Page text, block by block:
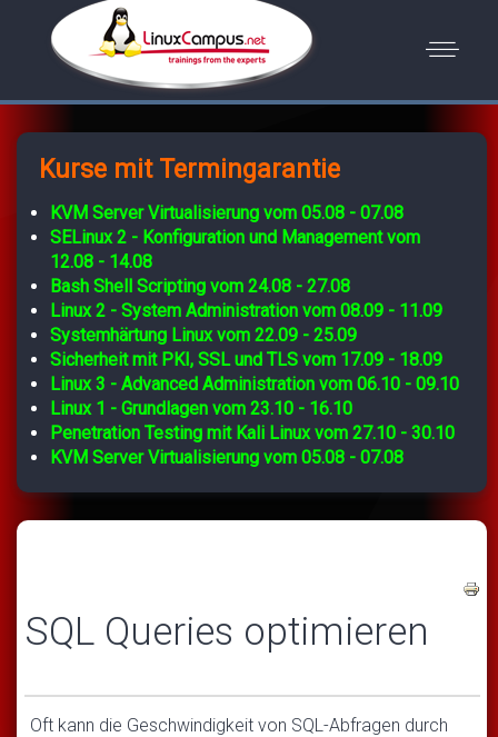
Kurse mit Termingarantie
KVM Server Virtualisierung vom 05.08 - 07.08
SELinux 2 - Konfiguration und Management vom
12.08 - 14.08
Bash Shell Scripting vom 24.08 - 27.08
Linux 2 - System Administration vom 08.09 - 11.09
Systemhärtung Linux vom 22.09 - 25.09
Sicherheit mit PKI, SSL und TLS vom 17.09 - 18.09
Linux 3 - Advanced Administration vom 06.10 - 09.10
Linux 1 - Grundlagen vom 23.10 - 16.10
Penetration Testing mit Kali Linux vom 27.10 - 30.10
KVM Server Virtualisierung vom 05.08 - 07.08
SQL Queries optimieren
Oft kann die Geschwindigkeit von SQL-Abfragen durch